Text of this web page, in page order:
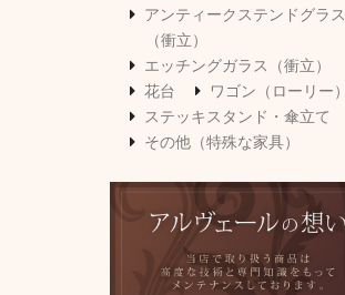
アンティークステンドグラス
（衝立）
エッチングガラス（衝立）
花台
ワゴン（ローリー）
ステッキスタンド・傘立て
その他（特殊な家具）